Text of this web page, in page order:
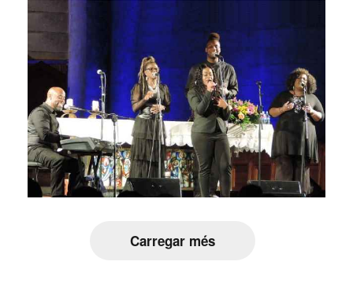
Carregar més